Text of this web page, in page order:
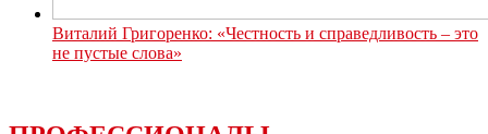
Виталий Григоренко: «Честность и справедливость – это
не пустые слова»